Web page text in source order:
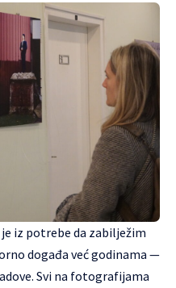
iz potrebe da zabilježim
događa već godinama —
Svi na fotografijama